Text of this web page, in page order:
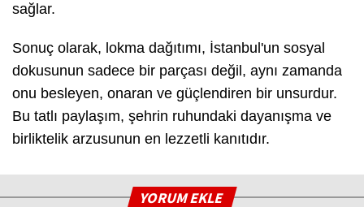
sağlar.
Sonuç olarak, lokma dağıtımı, İstanbul'un sosyal
dokusunun sadece bir parçası değil, aynı zamanda
onu besleyen, onaran ve güçlendiren bir unsurdur.
Bu tatlı paylaşım, şehrin ruhundaki dayanışma ve
birliktelik arzusunun en lezzetli kanıtıdır.
YORUM EKLE